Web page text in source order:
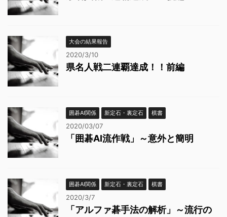
大会の結果報告
2020/3/10
県名人戦二連覇達成！！前編
囲碁AI関係 新定石・裏定石 棋書
2020/03/07
「囲碁AI流作戦」～意外と簡明
囲碁AI関係 新定石・裏定石 棋書
2020/3/7
「アルファ碁手法の解析」～流行の